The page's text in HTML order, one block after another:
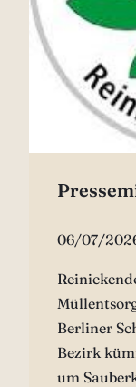
06/07/
Berliner
Bezirk
um